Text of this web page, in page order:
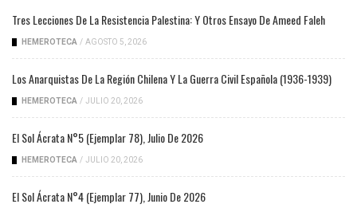
Tres Lecciones De La Resistencia Palestina: Y Otros Ensayo De Ameed Faleh
HEMEROTECA / AGOSTO 5, 2026
Los Anarquistas De La Región Chilena Y La Guerra Civil Española (1936-1939)
HEMEROTECA / JULIO 20, 2026
El Sol Ácrata N°5 (ejemplar 78), Julio De 2026
HEMEROTECA / JULIO 20, 2026
El Sol Ácrata N°4 (ejemplar 77), Junio De 2026